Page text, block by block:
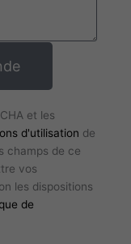
et les
d'utilisation de
champs de ce
vos
les dispositions
de